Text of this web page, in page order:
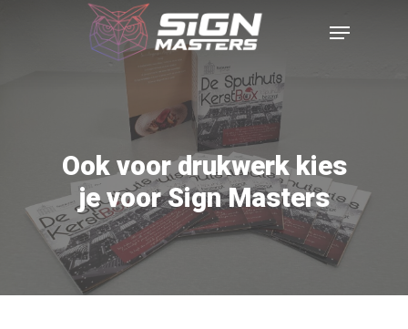
Ook voor drukwerk kies
je voor Sign Masters